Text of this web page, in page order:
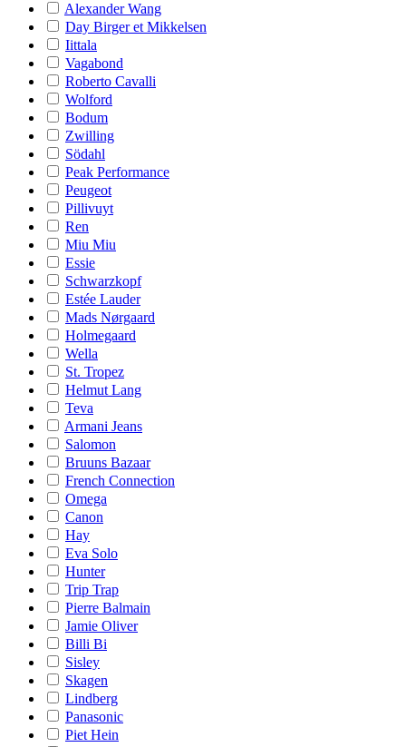
Alexander Wang
Day Birger et Mikkelsen
Iittala
Vagabond
Roberto Cavalli
Wolford
Bodum
Zwilling
Södahl
Peak Performance
Peugeot
Pillivuyt
Ren
Miu Miu
Essie
Schwarzkopf
Estée Lauder
Mads Nørgaard
Holmegaard
Wella
St. Tropez
Helmut Lang
Teva
Armani Jeans
Salomon
Bruuns Bazaar
French Connection
Omega
Canon
Hay
Eva Solo
Hunter
Trip Trap
Pierre Balmain
Jamie Oliver
Billi Bi
Sisley
Skagen
Lindberg
Panasonic
Piet Hein